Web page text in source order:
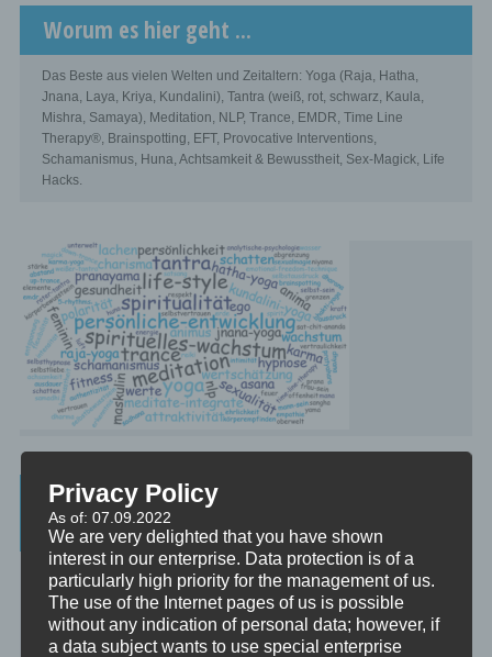
Worum es hier geht ...
Das Beste aus vielen Welten und Zeitaltern: Yoga (Raja, Hatha,
Jnana, Laya, Kriya, Kundalini), Tantra (weiß, rot, schwarz, Kaula,
Mishra, Samaya), Meditation, NLP, Trance, EMDR, Time Line
Therapy®, Brainspotting, EFT, Provocative Interventions,
Schamanismus, Huna, Achtsamkeit & Bewusstheit, Sex-Magick, Life
Hacks.
Beratung, Mentoring, Supervision und
Ausbildung
Beratung
Beratung ist das individuelle Aufarbeiten verschiedenster
Problemstellungen durch Interaktion zwischen einer unabhängigen
Person und einem Klienten.
Privacy Policy
As of: 07.09.2022
We are very delighted that you have shown
interest in our enterprise. Data protection is of a
particularly high priority for the management of us.
The use of the Internet pages of us is possible
without any indication of personal data; however, if
a data subject wants to use special enterprise